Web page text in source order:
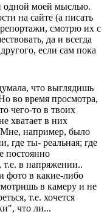
одной моей мыслью.
на сайте (а писать
смотрю их с
да и всегда
если сам пока
что выглядишь
во время просмотра,
чего-то в твоих
хватает в них
Мне, например, было
где ты- реальная; где
постоянно
в напряжении..
фото в какие-либо
в камеру и не
т.е. хочется
что ли...